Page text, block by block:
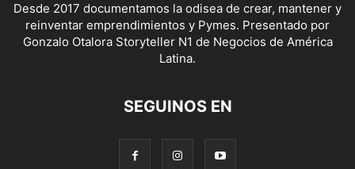
Desde 2017 documentamos la odisea de crear, mantener y
reinventar emprendimientos y Pymes. Presentado por
Gonzalo Otalora Storyteller N1 de Negocios de América
Latina.
SEGUINOS EN